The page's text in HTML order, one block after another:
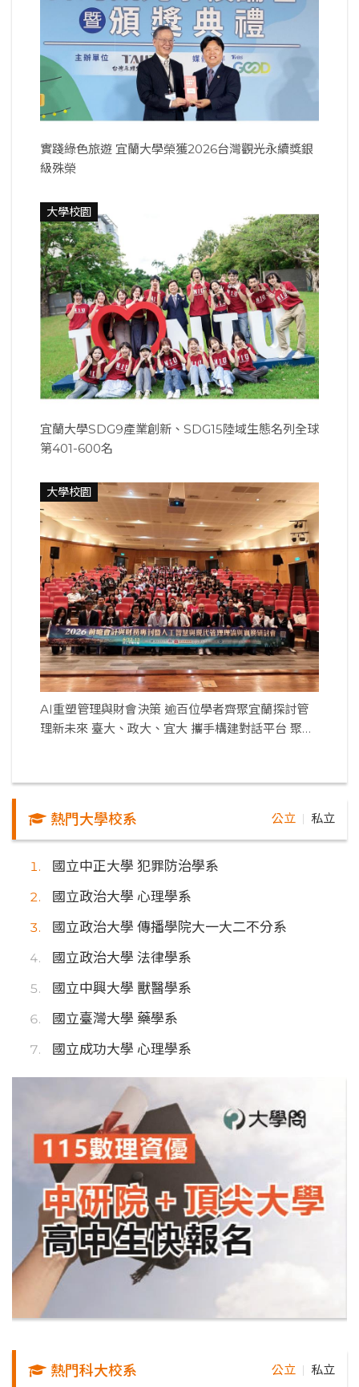
實踐綠色旅遊 宜蘭大學榮獲2026台灣觀光永續獎銀
級殊榮
大學校園
宜蘭大學SDG9產業創新、SDG15陸域生態名列全球
第401-600名
大學校園
AI重塑管理與財會決策 逾百位學者齊聚宜蘭探討管
理新未來 臺大、政大、宜大 攜手構建對話平台 聚焦
熱門大學校系 公立 私立
國立中正大學 犯罪防治學系
國立政治大學 心理學系
國立政治大學 傳播學院大一大二不分系
國立政治大學 法律學系
國立中興大學 獸醫學系
國立臺灣大學 藥學系
國立成功大學 心理學系
熱門科大校系 公立 私立